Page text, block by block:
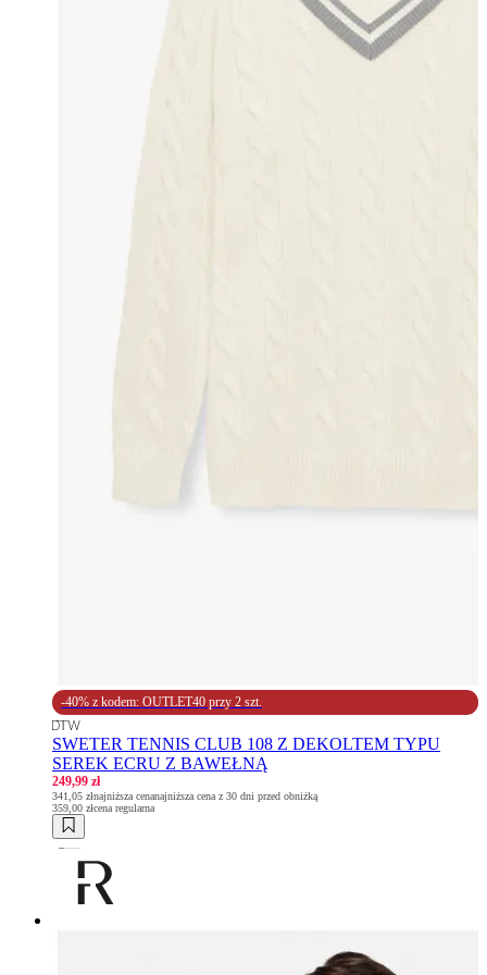
-40% z kodem: OUTLET40 przy 2 szt.
SWETER TENNIS CLUB 108 Z DEKOLTEM TYPU
SEREK ECRU Z BAWEŁNĄ
249,99 zł
najniższa cena z 30 dni przed obniżką
najniższa cena
341,05 zł
cena regularna
359,00 zł